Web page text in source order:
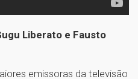
Liberato e Fausto
emissoras da televisão